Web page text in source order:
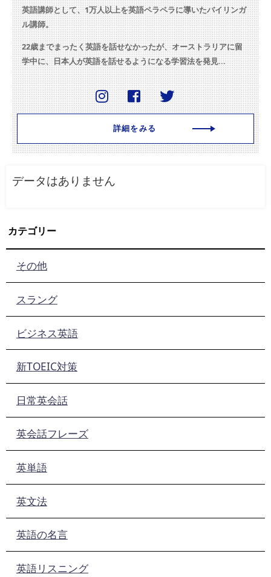
英語講師として、1万人以上を英語ペラペラに導いたバイリンガ
ル講師。
22歳までまったく英語を話せなかったが、オーストラリアに留
学中に、日本人が英語を話せるようになる学習法を発見...
詳細をみる
データはありません
カテゴリー
その他
スラング
ビジネス英語
新TOEIC対策
日常英会話
英会話フレーズ
英単語
英文法
英語の名言
英語リスニング